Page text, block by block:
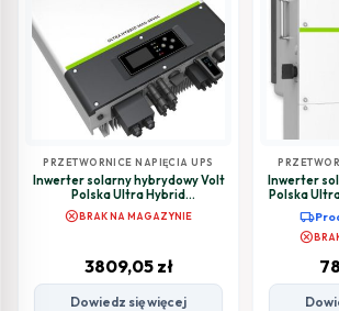
PRZETWORNICE NAPIĘCIA UPS
Inwerter solarny hybrydowy Volt
Polska Ultra Hybrid
3600W/5400W 2x MPPT (120-
500V) Wi-Fi
cancelBRAK NA MAGAZYNIE
3809,05 zł
Dowiedz się więcej
Inwerter
Polska
local_shipping
cancel